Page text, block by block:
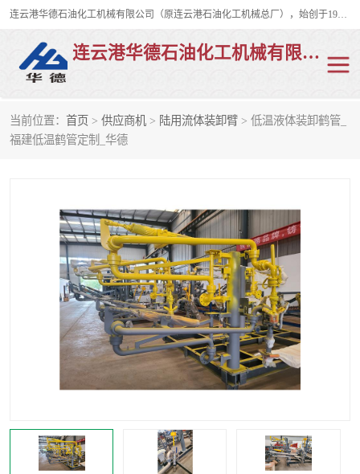
连云港华德石油化工机械有限公司（原连云港石油化工机械总厂），始创于1982年，是从事码头船用流体装卸臂、陆用流体装卸臂（鹤管）、活动梯、钢构平台、定量装车系统等全系列流体装卸设备的设计、制造、销售以及服务的专业供应商。
连云港华德石油化工机械有限公司
当前位置： 首页 > 供应商机 > 陆用流体装卸臂 > 低温液体装卸鹤管_
福建低温鹤管定制_华德
陆用流体装卸臂
LNG鹤管 活动梯
平台栈桥 卸车鹤管
装车鹤管 输油臂
紧急脱离干式接头 火车鹤管
顶部鹤管
浮动出油装置